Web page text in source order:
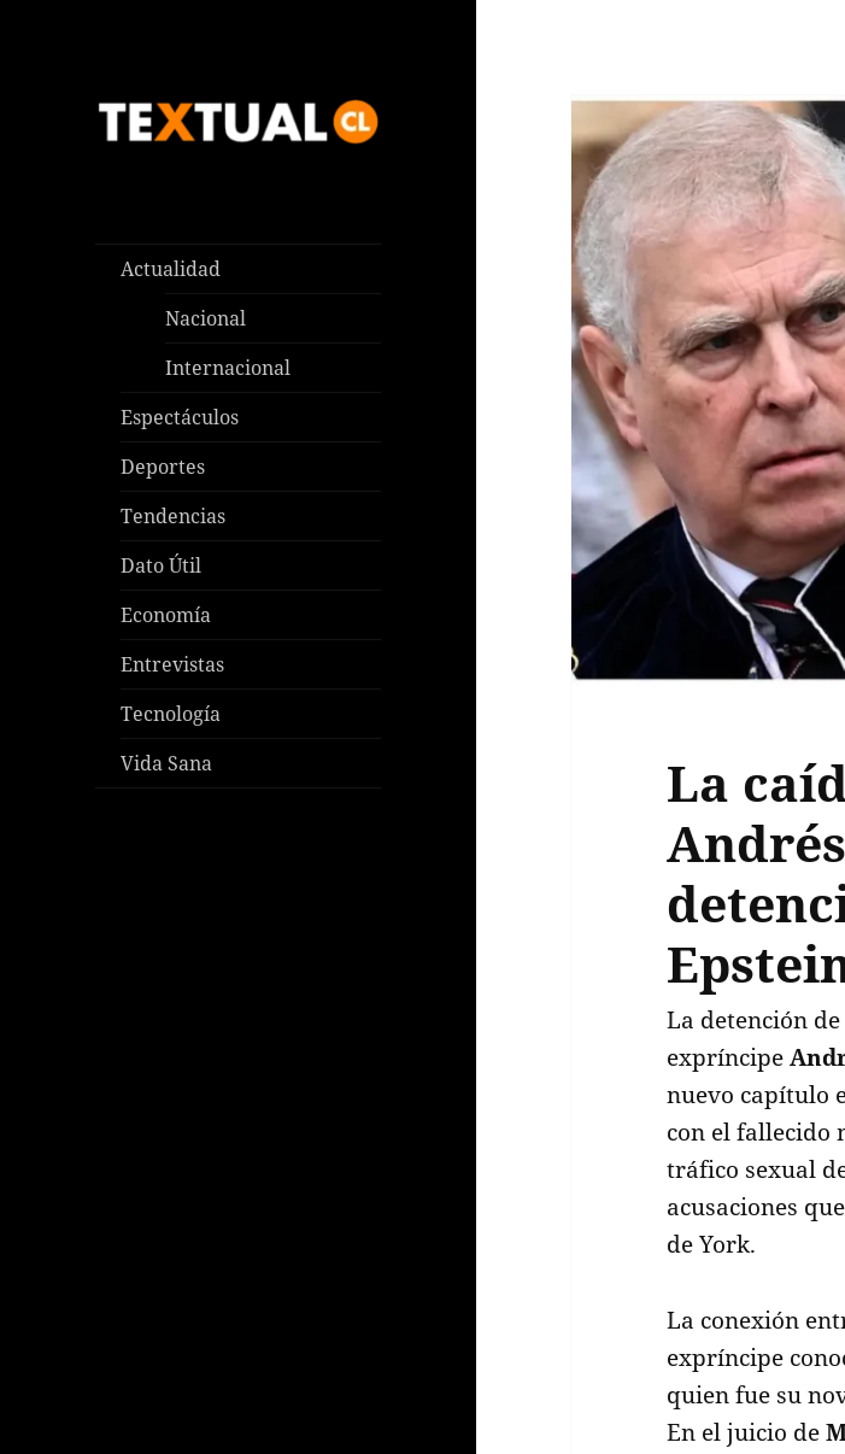
Actualidad
Nacional
Internacional
Espectáculos
Deportes
Tendencias
Dato Útil
Economía
Entrevistas
Tecnología
Vida Sana
La
La detención
expríncipe
nuevo capítulo
con el fallecido
tráfico sexual
acusaciones
de York.
La conexión
expríncipe
quien fue su
En el juicio de